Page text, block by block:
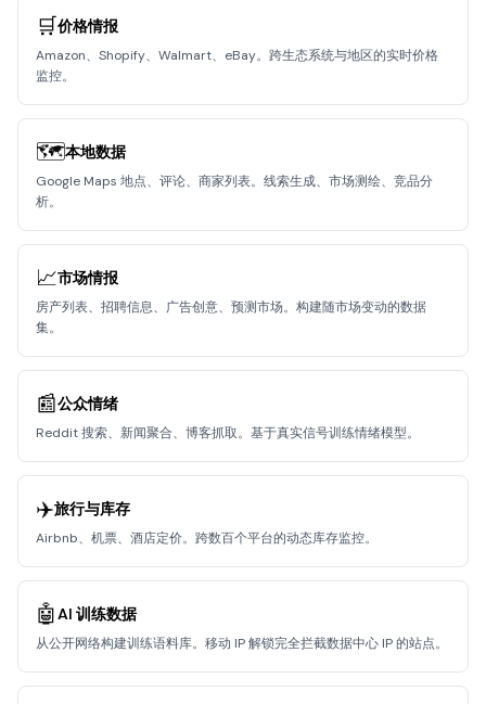
🛒价格情报
Amazon、Shopify、Walmart、eBay。跨生态系统与地区的实时价格
监控。
🗺️本地数据
Google Maps 地点、评论、商家列表。线索生成、市场测绘、竞品分
析。
📈市场情报
房产列表、招聘信息、广告创意、预测市场。构建随市场变动的数据
集。
📰公众情绪
Reddit 搜索、新闻聚合、博客抓取。基于真实信号训练情绪模型。
✈️旅行与库存
Airbnb、机票、酒店定价。跨数百个平台的动态库存监控。
🤖AI 训练数据
从公开网络构建训练语料库。移动 IP 解锁完全拦截数据中心 IP 的站点。